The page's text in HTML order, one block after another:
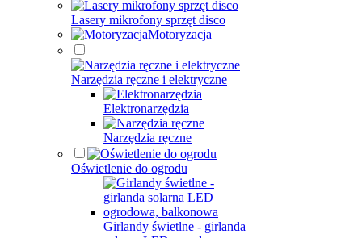
Lasery mikrofony sprzęt disco
Motoryzacja
Narzędzia ręczne i elektryczne
Elektronarzędzia
Narzędzia ręczne
Oświetlenie do ogrodu
Girlandy świetlne - girlanda